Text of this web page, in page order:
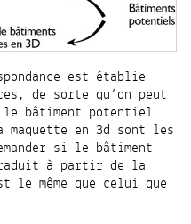
est établie
de sorte qu’on peut
bâtiment potentiel
en 3d sont les
si le bâtiment
à partir de la
le même que celui que